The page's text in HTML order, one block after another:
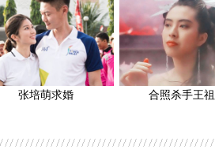
张培萌求婚 合照杀手王